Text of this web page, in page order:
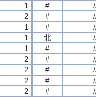
1 #
2 #
1 #
1 北
1 #
2 #
2 #
2 #
2 #